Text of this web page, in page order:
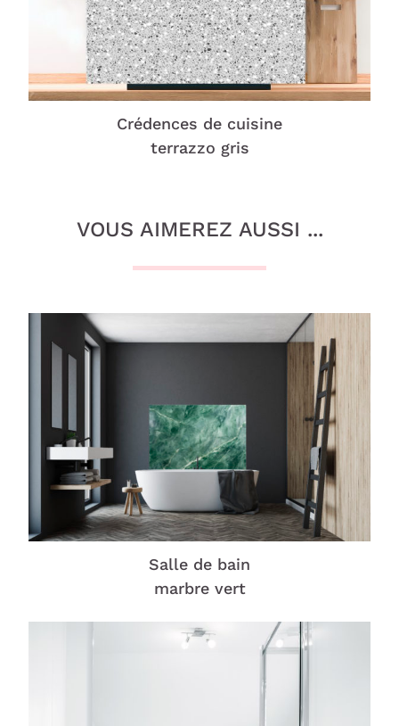
Crédences de cuisine
terrazzo gris
VOUS AIMEREZ AUSSI ...
Salle de bain
marbre vert